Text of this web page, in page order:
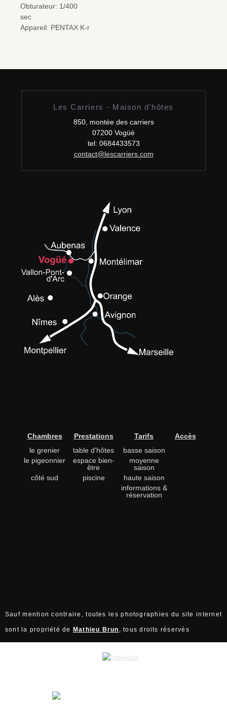
Obturateur: 1/400
sec
Appareil: PENTAX K-r
Les Carriers - Maison d'hôtes
850, montée des carriers
07200 Vogüé
tel: 0684433573
contact@lescarriers.com
Chambres Prestations Tarifs
Accès
le grenier
table d'hôtes
basse saison
le pigeonnier
espace bien-
être
moyenne
saison
côté sud
piscine
haute saison
informations &
réservation
Sauf mention contraire, toutes les photographies du site internet
sont la propriété de Mathieu Brun , tous droits réservés